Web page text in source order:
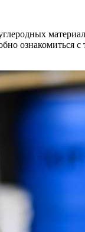
ознакомиться с